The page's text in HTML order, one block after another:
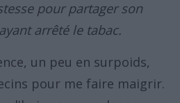
pour partager son
arrêté le tabac.
un peu en surpoids,
pour me faire maigrir.